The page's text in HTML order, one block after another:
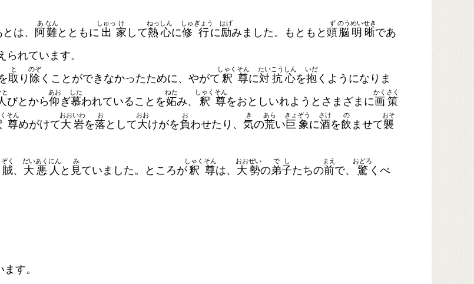
は、 阿
あ
難
なん
とともに 出
しゅっ
家
け
して熱
ねっ
心
しん
に修
しゅ
行
ぎょう
に励
はげ
みました。もともと 頭
ず
脳
のう
明
めい
晰
せき
であ
られています。
取
と
り 除
のぞ
くことができなかったために、やがて 釈
しゃく
尊
そん
に対
たい
抗
こう
心
しん
を抱
いだ
くようになりま
と
びとから仰
あお
ぎ慕
した
われていることを妬
ねた
み、 釈
しゃく
尊
そん
をおとしいれようとさまざまに画
かく
策
さく
尊
そん
めがけて大
おお
岩
いわ
を落
お
として大
おお
けがを負
お
わせたり、 気
き
の荒
あら
い 巨
きょ
象
ぞう
に酒
さけ
を飲
の
ませて襲
おそ
賊
ぞく
、 大
だい
悪
あく
人
にん
と 見
み
ていました。ところが釈
しゃく
尊
そん
は、 大
おお
勢
ぜい
の弟
で
子
し
たちの前
まえ
で、 驚
おどろ
くべ
す。